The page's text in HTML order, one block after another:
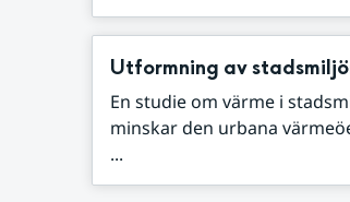
Utformning av
En studie om värme i
minskar den urbana
...